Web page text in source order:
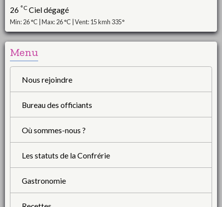
26 °C Ciel dégagé
Min: 26 °C | Max: 26 °C | Vent: 15 kmh 335°
Menu
Nous rejoindre
Bureau des officiants
Où sommes-nous ?
Les statuts de la Confrérie
Gastronomie